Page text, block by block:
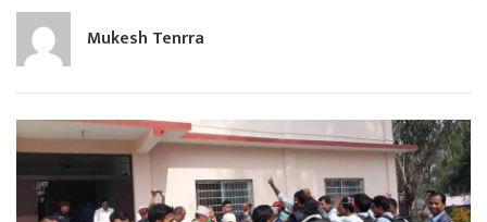
Mukesh Tenrra